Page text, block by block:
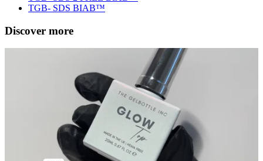
TGB- SDS BIAB™
Discover more